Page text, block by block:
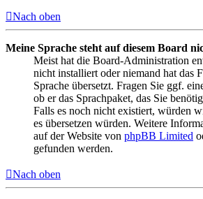
Nach oben
Meine Sprache steht auf diesem Board
Meist hat die Board-Administration
nicht installiert oder niemand hat das
Sprache übersetzt. Fragen Sie ggf.
ob er das Sprachpaket, das Sie
Falls es noch nicht existiert, würden
es übersetzen würden. Weitere
auf der Website von phpBB Limited
gefunden werden.
Nach oben